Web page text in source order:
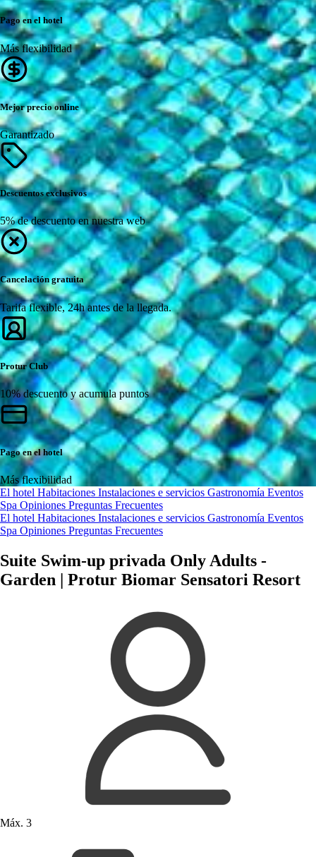
Pago en el hotel
Más flexibilidad
Mejor precio online
Garantizado
Descuentos exclusivos
5% de descuento en nuestra web
Cancelación gratuita
Tarifa flexible, 24h antes de la llegada.
Protur Club
10% descuento y acumula puntos
Pago en el hotel
Más flexibilidad
El hotel Habitaciones Instalaciones e servicios Gastronomía Eventos
Spa Opiniones Preguntas Frecuentes
El hotel Habitaciones Instalaciones e servicios Gastronomía Eventos
Spa Opiniones Preguntas Frecuentes
Suite Swim-up privada Only Adults -
Garden | Protur Biomar Sensatori Resort
Máx. 3